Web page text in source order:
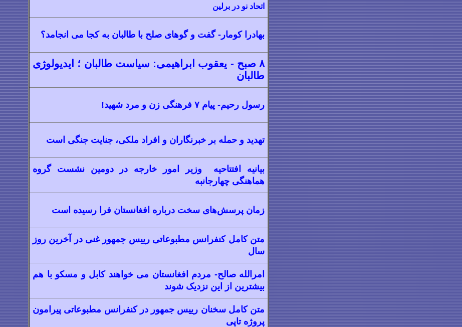
اتحاد نو در برلین
بهادرا کومار- گفت و گوهای صلح با طالبان به کجا می انجامد؟
۸ صبح - یعقوب ابراهیمی: سیاست طالبان ؛ ایدیولوژی
طالبان
رسول رحیم- پیام ۷ فرهنگی زن و مرد شهید!
تهدید و حمله بر خبرنگاران و افراد ملکی، جنایت جنگی است
بیانیه افتتاحیه وزیر امور خارجه در دومین نشست گروه
هماهنگی چهارجانبه
زمان پرسش‌های سخت درباره افغانستان فرا رسیده است
متن کامل کنفرانس مطبوعاتی رییس جمهور غنی در آخرین روز
سال
امرالله صالح- مردم افغانستان می خواهند کابل و مسکو با هم
بیشترین از این نزدیک شوند
متن کامل سخنان رییس جمهور در کنفرانس مطبوعاتی پیرامون
پروژه تاپی